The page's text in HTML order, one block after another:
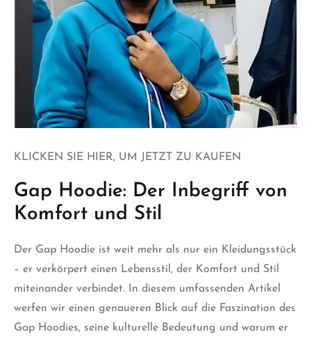
KLICKEN SIE HIER, UM JETZT ZU KAUFEN
Gap Hoodie: Der Inbegriff von
Komfort und Stil
Der Gap Hoodie ist weit mehr als nur ein Kleidungsstück
– er verkörpert einen Lebensstil, der Komfort und Stil
miteinander verbindet. In diesem umfassenden Artikel
werfen wir einen genaueren Blick auf die Faszination des
Gap Hoodies, seine kulturelle Bedeutung und warum er